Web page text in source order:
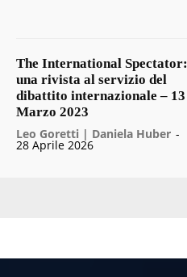
The International Spectator:
una rivista al servizio del
dibattito internazionale – 13
Marzo 2023
Leo Goretti | Daniela Huber -
28 Aprile 2026